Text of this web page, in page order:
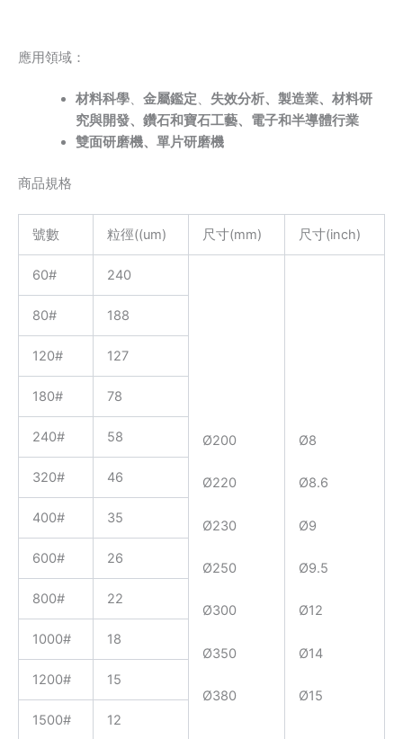
應用領域：
材料科學、 金屬鑑定、 失效分析、 製造業、 材料研
究與開發、 鑽石和寶石工藝、 電子和半導體行業
雙面研磨機、 單片研磨機
商品規格
號數 粒徑((um) 尺寸(mm) 尺寸(inch)
60# 240
Ø200
Ø220
Ø230
Ø250
Ø300
Ø350
Ø380
Ø8
Ø8.6
Ø9
Ø9.5
Ø12
Ø14
Ø15
80# 188
120# 127
180# 78
240# 58
320# 46
400# 35
600# 26
800# 22
1000# 18
1200# 15
1500# 12